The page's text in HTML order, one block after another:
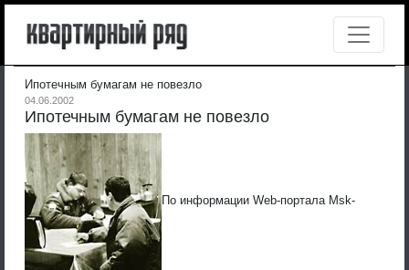
Ипотечным бумагам не повезло
04.06.2002
Ипотечным бумагам не повезло
По информации Web-портала Msk-